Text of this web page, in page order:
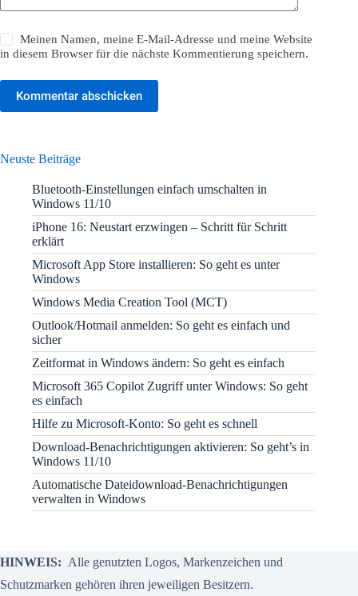
Meinen Namen, meine E-Mail-Adresse und meine Website
in diesem Browser für die nächste Kommentierung speichern.
Kommentar abschicken
Neuste Beiträge
Bluetooth-Einstellungen einfach umschalten in
Windows 11/10
iPhone 16: Neustart erzwingen – Schritt für Schritt
erklärt
Microsoft App Store installieren: So geht es unter
Windows
Windows Media Creation Tool (MCT)
Outlook/Hotmail anmelden: So geht es einfach und
sicher
Zeitformat in Windows ändern: So geht es einfach
Microsoft 365 Copilot Zugriff unter Windows: So geht
es einfach
Hilfe zu Microsoft-Konto: So geht es schnell
Download-Benachrichtigungen aktivieren: So geht’s in
Windows 11/10
Automatische Dateidownload-Benachrichtigungen
verwalten in Windows
HINWEIS: Alle genutzten Logos, Markenzeichen und
Schutzmarken gehören ihren jeweiligen Besitzern.